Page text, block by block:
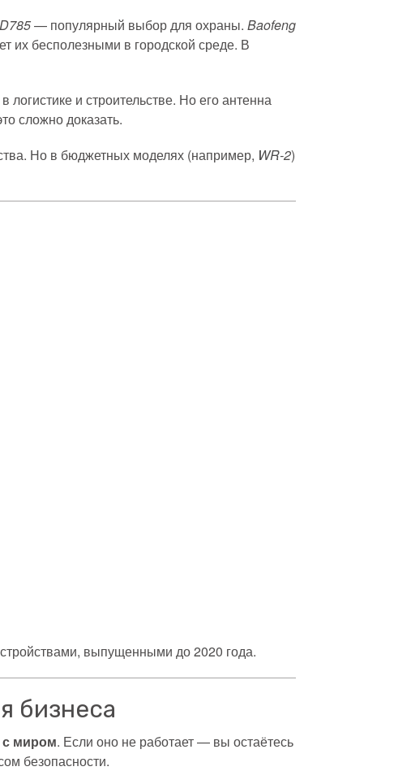
— популярный выбор для охраны. Baofeng
бесполезными в городской среде. В
логистике и строительстве. Но его антенна
сложно доказать.
Но в бюджетных моделях (например, WR-2)
выпущенными до 2020 года.
бизнеса
с миром. Если оно не работает — вы остаётесь
безопасности.